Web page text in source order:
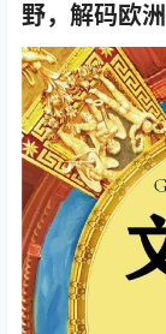
野，解码欧